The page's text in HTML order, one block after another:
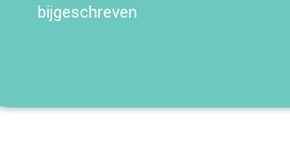
bijgeschreven